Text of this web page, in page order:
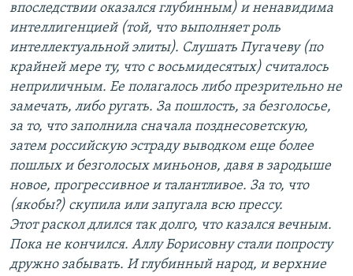
впоследствии оказался глубинным) и ненавидима
интеллигенцией (той, что выполняет роль
интеллектуальной элиты). Слушать Пугачеву (по
крайней мере ту, что с восьмидесятых) считалось
неприличным. Ее полагалось либо презрительно не
замечать, либо ругать. За пошлость, за безголосье,
за то, что заполнила сначала позднесоветскую,
затем российскую эстраду выводком еще более
пошлых и безголосых миньонов, давя в зародыше
новое, прогрессивное и талантливое. За то, что
(якобы?) скупила или запугала всю прессу.
Этот раскол длился так долго, что казался вечным.
Пока не кончился. Аллу Борисовну стали попросту
дружно забывать. И глубинный народ, и верхние